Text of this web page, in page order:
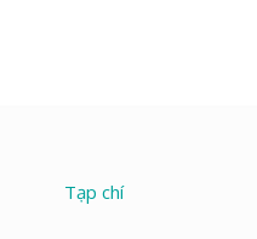
Tạp chí